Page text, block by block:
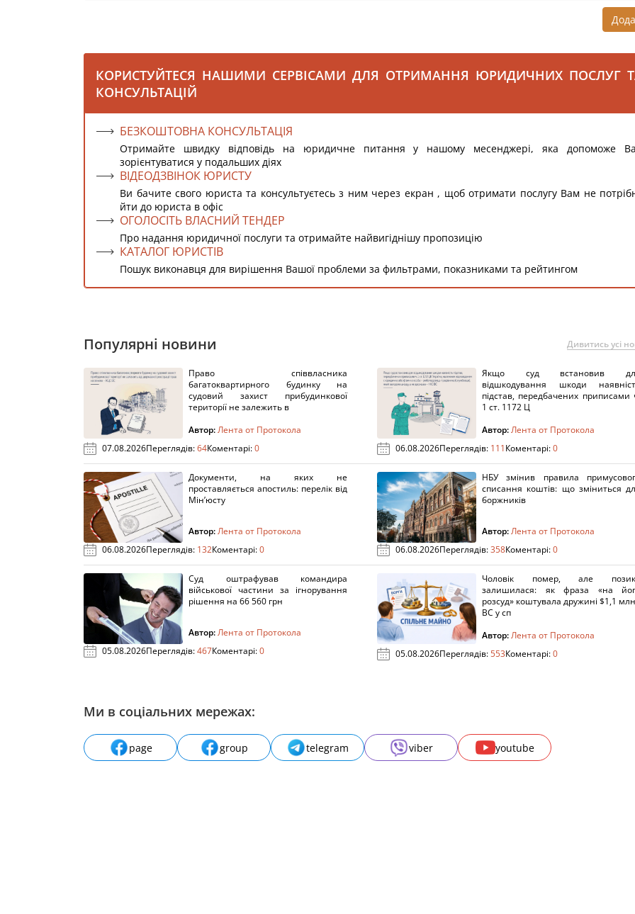
КОРИСТУЙТЕСЯ НАШИМИ СЕРВІСАМИ ДЛЯ ОТРИМАННЯ ЮРИДИЧНИХ ПОСЛУГ
КОНСУЛЬТАЦІЙ
БЕЗКОШТОВНА КОНСУЛЬТАЦІЯ
Отримайте швидку відповідь на юридичне питання у нашому месенджері, яка допоможе
зорієнтуватися у подальших діях
ВІДЕОДЗВІНОК ЮРИСТУ
Ви бачите свого юриста та консультуєтесь з ним через екран , щоб отримати послугу Вам не
йти до юриста в офіс
ОГОЛОСІТЬ ВЛАСНИЙ ТЕНДЕР
Про надання юридичної послуги та отримайте найвигіднішу пропозицію
КАТАЛОГ ЮРИСТІВ
Пошук виконавця для вирішення Вашої проблеми за фильтрами, показниками та рейтингом
Популярні новини Дивитись усі
Право співвласника
багатоквартирного будинку на
судовий захист прибудинкової
території не залежить в
Автор:Лента от Протокола
07.08.2026Переглядів:64Коментарі:0
Якщо суд встановив
відшкодування шкоди
підстав, передбачених приписами
1 ст. 1172 Ц
Автор:Лента от Протокола
06.08.2026Переглядів: 111Коментарі:0
Документи, на яких не
проставляється апостиль: перелік від
Мін’юсту
Автор:Лента от Протокола
06.08.2026Переглядів: 132Коментарі:0
НБУ змінив правила
списання коштів: що зміниться
боржників
Автор:Лента от Протокола
06.08.2026Переглядів:358Коментарі:0
Суд оштрафував командира
військової частини за ігнорування
рішення на 66 560 грн
Автор:Лента от Протокола
05.08.2026Переглядів:467Коментарі:0
Чоловік помер, але
залишилася: як фраза «на
розсуд» коштувала дружині $1,1
ВС у сп
Автор:Лента от Протокола
05.08.2026Переглядів:553Коментарі:0
Ми в соціальних мережах:
page group telegram viber youtube